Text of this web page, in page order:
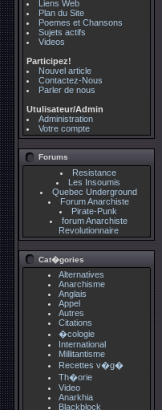
Liens Web
Plan du Site
Poemes et Chansons
Sujets actifs
Videos
Participez!
Nouvel article
Contactez-Nous
Parler de nous
Utulisateur/Admin
Administration
Votre compte
Forums
Resistance
Les Insoumis
Quebec Underground
Forum Anarchiste
Pirate-Punk
forum Anarchiste
Revolutionnaire
Cat�gories
Alternatives
Anarchisme
Anglais
Appel
Autres
Citations
�cologie
International
Millitantisme
Recettes v�g�
Th�orie
Video
Anarkhia
Blackblock